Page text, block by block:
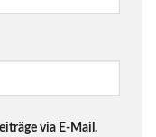
via E-Mail.